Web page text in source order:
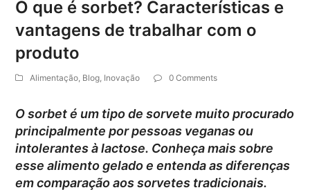
O que é sorbet? Características e
vantagens de trabalhar com o
produto
Alimentação, Blog, Inovação 0 Comments
O sorbet é um tipo de sorvete muito procurado
principalmente por pessoas veganas ou
intolerantes à lactose. Conheça mais sobre
esse alimento gelado e entenda as diferenças
em comparação aos sorvetes tradicionais.